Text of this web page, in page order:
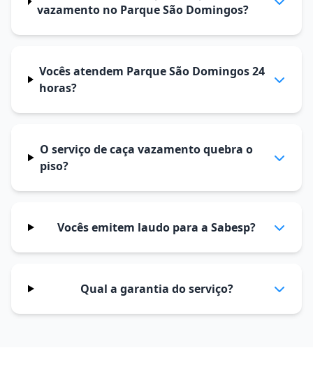
vazamento no Parque São Domingos?
Vocês atendem Parque São Domingos 24
horas?
O serviço de caça vazamento quebra o
piso?
Vocês emitem laudo para a Sabesp?
Qual a garantia do serviço?